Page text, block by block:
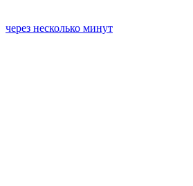
через несколько минут